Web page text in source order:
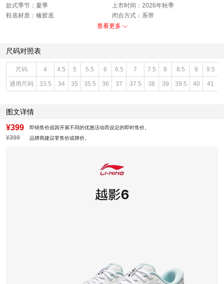
款式季节：夏季
上市时间：2026年秋季
鞋底材质：橡胶底
闭合方式：系带
查看更多
尺码对照表
尺码 4 4.5 5 5.5 6 6.5 7 7.5 8 8.5 9 9.5
通用尺码 33.5 34 35 35.5 36 37 37.5 38 39 39.5 40 41
图文详情
¥399 即销售价或因开展不同的优惠活动而设定的即时售价。
¥399 品牌商建议零售价或牌价。